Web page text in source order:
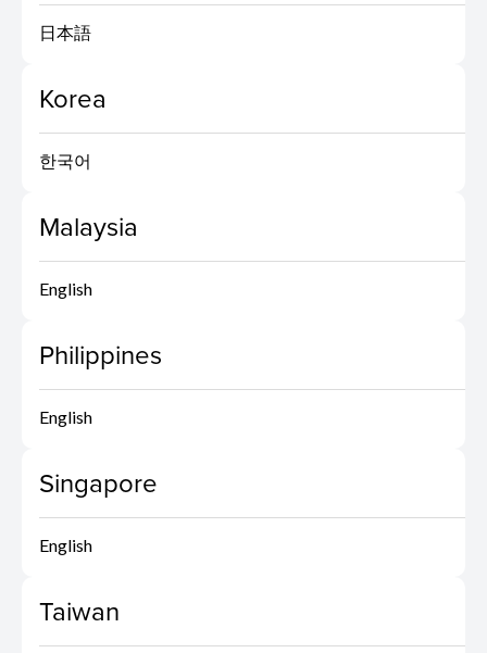
日本語
Korea
한국어
Malaysia
English
Philippines
English
Singapore
English
Taiwan